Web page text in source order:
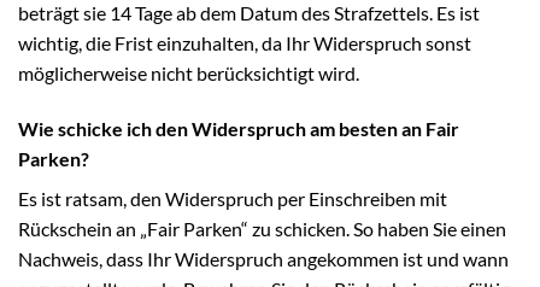
beträgt sie 14 Tage ab dem Datum des Strafzettels. Es ist
wichtig, die Frist einzuhalten, da Ihr Widerspruch sonst
möglicherweise nicht berücksichtigt wird.
Wie schicke ich den Widerspruch am besten an Fair
Parken?
Es ist ratsam, den Widerspruch per Einschreiben mit
Rückschein an „Fair Parken“ zu schicken. So haben Sie einen
Nachweis, dass Ihr Widerspruch angekommen ist und wann